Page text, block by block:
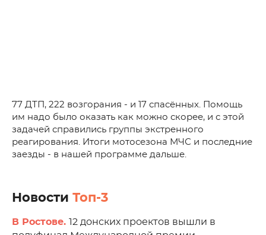
77 ДТП, 222 возгорания - и 17 спасённых. Помощь
им надо было оказать как можно скорее, и с этой
задачей справились группы экстренного
реагирования. Итоги мотосезона МЧС и последние
заезды - в нашей программе дальше.
Новости Топ-3
В Ростове. 12 донских проектов вышли в